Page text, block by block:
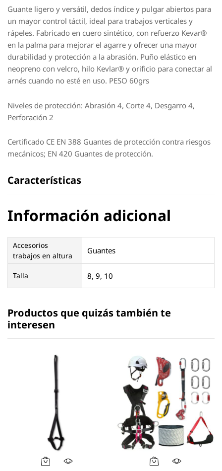
Guante ligero y versátil, dedos índice y pulgar abiertos para
un mayor control táctil, ideal para trabajos verticales y
rápeles. Fabricado en cuero sintético, con refuerzo Kevar®
en la palma para mejorar el agarre y ofrecer una mayor
durabilidad y protección a la abrasión. Puño elástico en
neopreno con velcro, hilo Kevlar® y orificio para conectar al
arnés cuando no esté en uso. PESO 60grs
Niveles de protección: Abrasión 4, Corte 4, Desgarro 4,
Perforación 2
Certificado CE EN 388 Guantes de protección contra riesgos
mecánicos; EN 420 Guantes de protección.
Características
Información adicional
Accesorios
trabajos en altura
Guantes
Talla 8, 9, 10
Productos que quizás también te
interesen
Este